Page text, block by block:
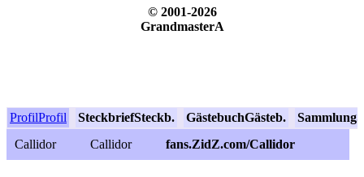
© 2001-2026
GrandmasterA
ProfilProfil SteckbriefSteckb. GästebuchGästeb. Sammlung
Callidor
Callidor fans.ZidZ.com/Callidor